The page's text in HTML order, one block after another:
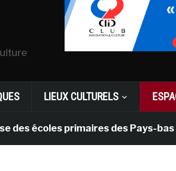
LIEUX CULTURELS
écoles primaires des Pays-bas